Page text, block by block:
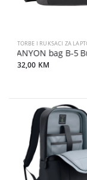
TORBE I RUKSACI ZA
CANYON bag B-5
32,00 KM